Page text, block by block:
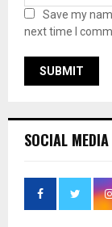
Save my
next time I
SOCIAL MEDIA